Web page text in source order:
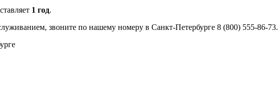
1 год.
звоните по нашему номеру в Санкт-Петербурге 8 (800) 555-86-73.